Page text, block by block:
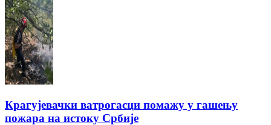
Крагујевачки ватрогасци помажу у гашењу
пожара на истоку Србије